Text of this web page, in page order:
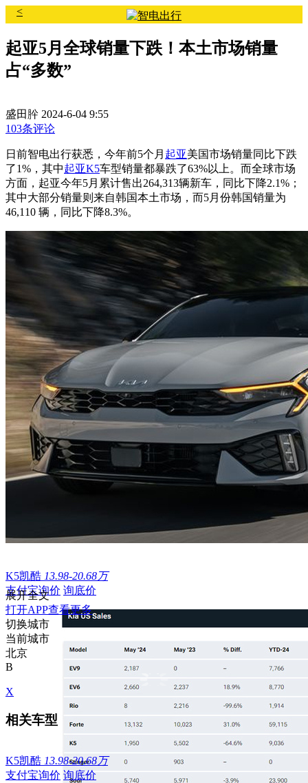
<
起亚5月全球销量下跌！本土市场销量
占“多数”
盛田肸 2024-6-04 9:55
103条评论
日前智电出行获悉，今年前5个月 起亚美国市场销量同比下跌
了1%，其中起亚K5车型销量都暴跌了63%以上。而全球市场
方面，起亚今年5月累计售出264,313辆新车，同比下降2.1%；
其中大部分销量则来自韩国本土市场，而5月份韩国销量为
46,110 辆，同比下降8.3%。
K5凯酷 13.98-20.68万
支付宝询价 询底价
展开全文
打开APP查看更多
切换城市
当前城市
北京
B
X
相关车型
K5凯酷 13.98-20.68万
支付宝询价 询底价